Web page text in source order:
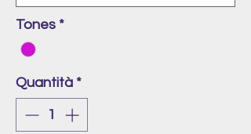
Tones *
Quantità *